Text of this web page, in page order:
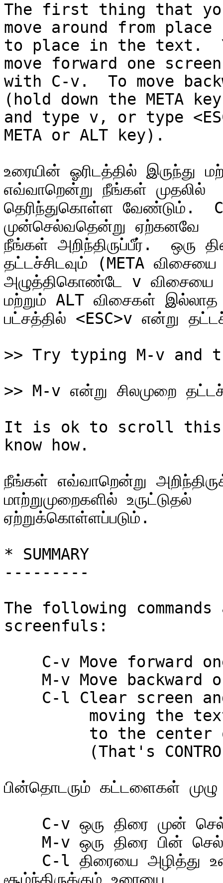
The first thing that
move around from place
to place in the text.
move forward one
with C-v.  To move
(hold down the META key
and type v, or type
META or ALT key).
உரையின் ஓரிடத்தில் இருந்து
எவ்வாறென்று நீங்கள் முதலில்
தெரிந்துகொள்ள வேண்டும்.
முன்செல்வதென்று ஏற்கனவே
நீங்கள் அறிந்திருப்பீர்.  ஒரு
தட்டச்சிடவும் (META விசையை
அழுத்திகொண்டே v விசையை
மற்றும் ALT விசைகள் இல்லாத
பட்சத்தில் <ESC>v என்று
It is ok to scroll this
know how.
நீங்கள் எவ்வாறென்று
மாற்றுமுறைகளில் உருட்டுதல்
ஏற்றுக்கொள்ளப்படும்.
* SUMMARY
---------
The following
screenfuls:
பின்தொடரும் கட்டளைகள்
சூழ்ந்திருக்கும் உரையை